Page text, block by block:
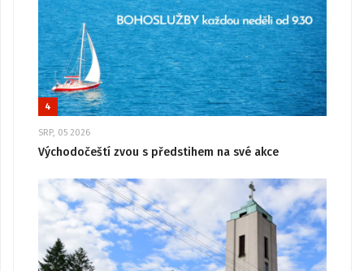
4
SRP, 05 2026
Východočeští zvou s předstihem na své akce